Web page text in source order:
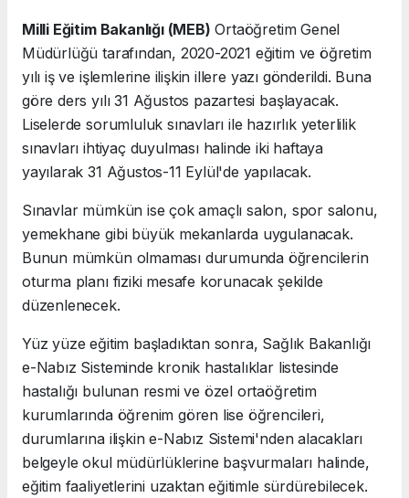
Milli Eğitim Bakanlığı (MEB) Ortaöğretim Genel
Müdürlüğü tarafından, 2020-2021 eğitim ve öğretim
yılı iş ve işlemlerine ilişkin illere yazı gönderildi. Buna
göre ders yılı 31 Ağustos pazartesi başlayacak.
Liselerde sorumluluk sınavları ile hazırlık yeterlilik
sınavları ihtiyaç duyulması halinde iki haftaya
yayılarak 31 Ağustos-11 Eylül'de yapılacak.
Sınavlar mümkün ise çok amaçlı salon, spor salonu,
yemekhane gibi büyük mekanlarda uygulanacak.
Bunun mümkün olmaması durumunda öğrencilerin
oturma planı fiziki mesafe korunacak şekilde
düzenlenecek.
Yüz yüze eğitim başladıktan sonra, Sağlık Bakanlığı
e-Nabız Sisteminde kronik hastalıklar listesinde
hastalığı bulunan resmi ve özel ortaöğretim
kurumlarında öğrenim gören lise öğrencileri,
durumlarına ilişkin e-Nabız Sistemi'nden alacakları
belgeyle okul müdürlüklerine başvurmaları halinde,
eğitim faaliyetlerini uzaktan eğitimle sürdürebilecek.